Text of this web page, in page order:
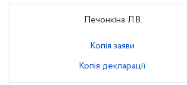
Печонкіна Л.В.
Копія заяви
Копія декларації